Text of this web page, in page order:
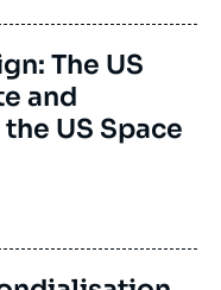
The US
and
US Space